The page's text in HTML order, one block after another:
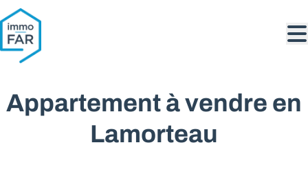
Aller au contenu principal
Appartement à vendre en
Lamorteau